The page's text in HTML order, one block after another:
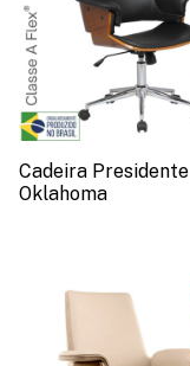
Cadeira Presidente
Oklahoma